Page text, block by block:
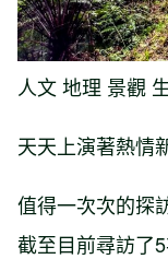
人文 地理 景觀
天天上演著熱情
值得一次次的探
截至目前尋訪了